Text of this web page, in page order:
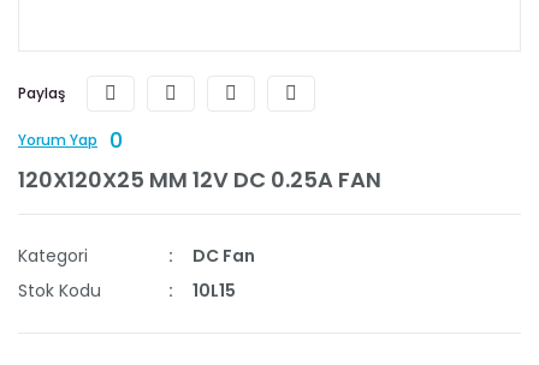
Paylaş
Yorum Yap
0
120X120X25 MM 12V DC 0.25A FAN
Kategori
DC Fan
Stok Kodu
10L15